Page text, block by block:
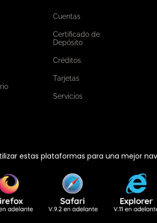
Cuentas
Certificado de
Depósito
Créditos
Tarjetas
Servicios
estas plataformas para una mejor